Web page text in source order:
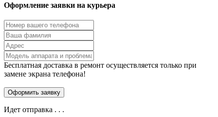
Оформление заявки на курьера
Бесплатная доставка в ремонт осуществляется только при
замене экрана телефона!
Идет отправка . . .